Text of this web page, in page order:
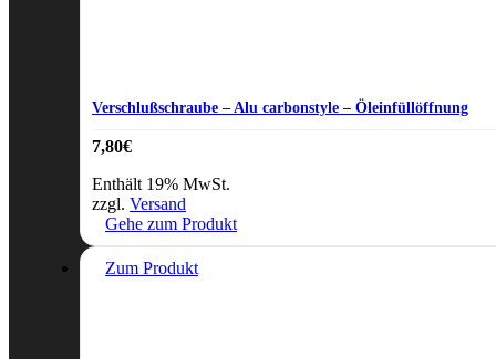
Verschlußschraube – Alu carbonstyle – Öleinfüllöffnung
7,80€
Enthält 19% MwSt.
zzgl. Versand
Gehe zum Produkt
Zum Produkt